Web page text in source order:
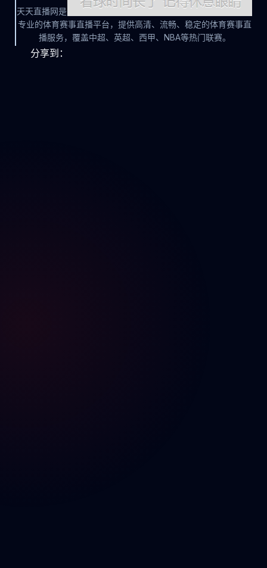
分享到：
天天直播网是
专业的体育赛事直播平台，提供高清、流畅、稳定的体育赛事直
播服务，覆盖中超、英超、西甲、NBA等热门联赛。